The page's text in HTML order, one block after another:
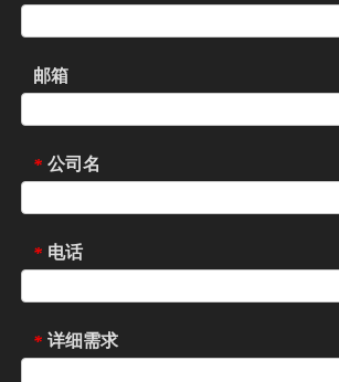
邮箱
* 公司名
* 电话
* 详细需求